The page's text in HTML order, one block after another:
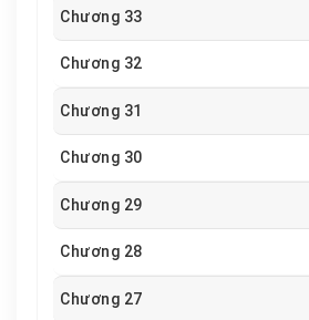
Chương 33
Chương 32
Chương 31
Chương 30
Chương 29
Chương 28
Chương 27